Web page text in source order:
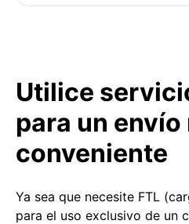
Utilice
para un envío
conveniente
Ya sea que necesite FTL
para el uso exclusivo de un